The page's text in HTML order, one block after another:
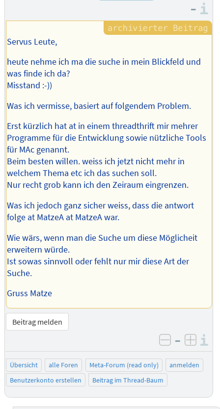
–
Servus Leute,
heute nehme ich ma die suche in mein Blickfeld und
was finde ich da?
Misstand :-))
Was ich vermisse, basiert auf folgendem Problem.
Erst kürzlich hat at in einem threadthrift mir mehrer
Programme für die Entwicklung sowie nützliche Tools
für MAc genannt.
Beim besten willen. weiss ich jetzt nicht mehr in
welchem Thema etc ich das suchen soll.
Nur recht grob kann ich den Zeiraum eingrenzen.
Was ich jedoch ganz sicher weiss, dass die antwort
folge at MatzeA at MatzeA war.
Wie wärs, wenn man die Suche um diese Möglicheit
erweitern würde.
Ist sowas sinnvoll oder fehlt nur mir diese Art der
Suche.
Gruss Matze
Beitrag melden
negativ
–
Übersicht alle Foren Meta-Forum (read only)
anmelden
Benutzerkonto erstellen
Beitrag im Thread-Baum